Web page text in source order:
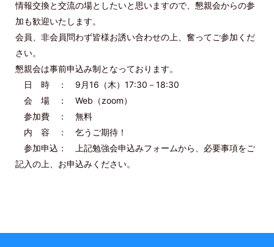
情報交換と交流の場としたいと思いますので、懇親会からの参
加も歓迎いたします。
会員、非会員問わず皆様お誘い合わせの上、奮ってご参加くだ
さい。
懇親会は事前申込み制となっております。
日 時 ： 9月16（木）17:30－18:30
会 場 ： Web（zoom）
参加費 ： 無料
内 容 ： 乞うご期待！
参加申込： 上記勉強会申込みフォームから、必要事項をご
記入の上、お申込みください。